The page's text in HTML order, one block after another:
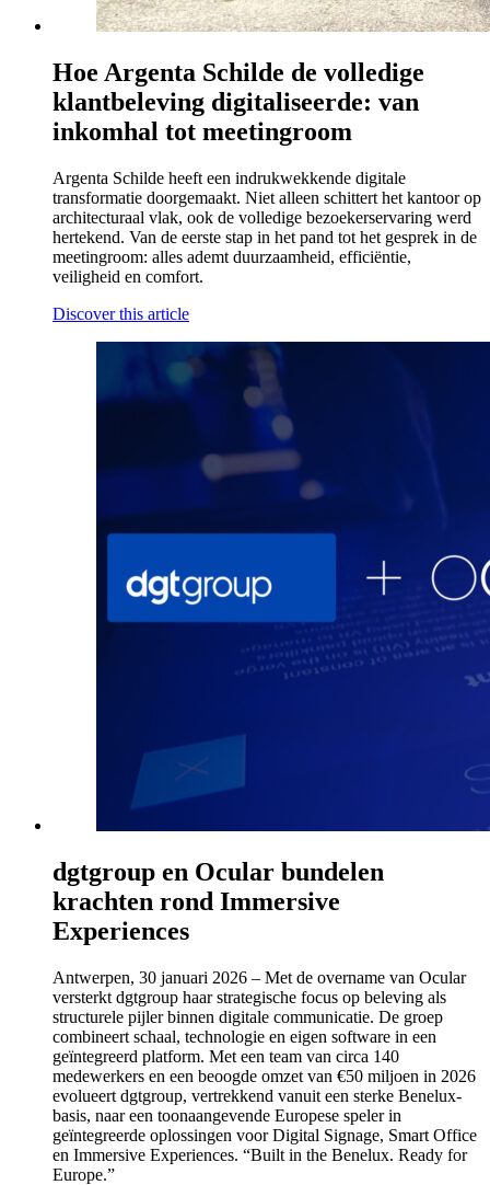
Hoe Argenta Schilde de volledige
klantbeleving digitaliseerde: van
inkomhal tot meetingroom
Argenta Schilde heeft een indrukwekkende digitale
transformatie doorgemaakt. Niet alleen schittert het kantoor op
architecturaal vlak, ook de volledige bezoekerservaring werd
hertekend. Van de eerste stap in het pand tot het gesprek in de
meetingroom: alles ademt duurzaamheid, efficiëntie,
veiligheid en comfort.
Discover this article
dgtgroup en Ocular bundelen
krachten rond Immersive
Experiences
Antwerpen, 30 januari 2026 – Met de overname van Ocular
versterkt dgtgroup haar strategische focus op beleving als
structurele pijler binnen digitale communicatie. De groep
combineert schaal, technologie en eigen software in een
geïntegreerd platform. Met een team van circa 140
medewerkers en een beoogde omzet van €50 miljoen in 2026
evolueert dgtgroup, vertrekkend vanuit een sterke Benelux-
basis, naar een toonaangevende Europese speler in
geïntegreerde oplossingen voor Digital Signage, Smart Office
en Immersive Experiences. “Built in the Benelux. Ready for
Europe.”